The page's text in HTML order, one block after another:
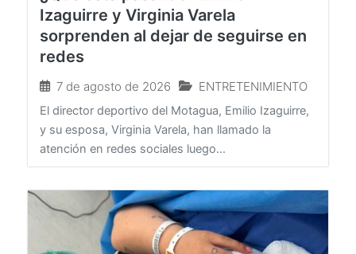
¿Qué está pasando? Emilio
Izaguirre y Virginia Varela
sorprenden al dejar de seguirse en
7 de agosto de 2026 ENTRETENIMIENTO
El director deportivo del Motagua, Emilio Izaguirre,
y su esposa, Virginia Varela, han llamado la
atención en redes sociales luego...